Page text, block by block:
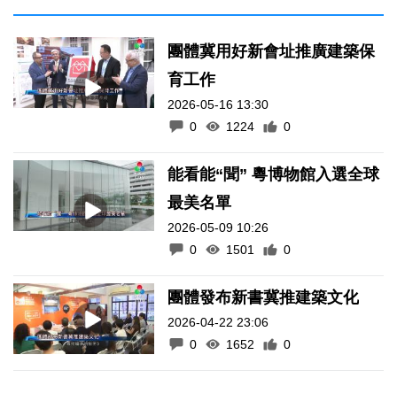
團體冀用好新會址推廣建築保
育工作
2026-05-16 13:30
0
1224 0
能看能“聞” 粵博物館入選全球
最美名單
2026-05-09 10:26
0
1501 0
團體發布新書冀推建築文化
2026-04-22 23:06
0
1652 0